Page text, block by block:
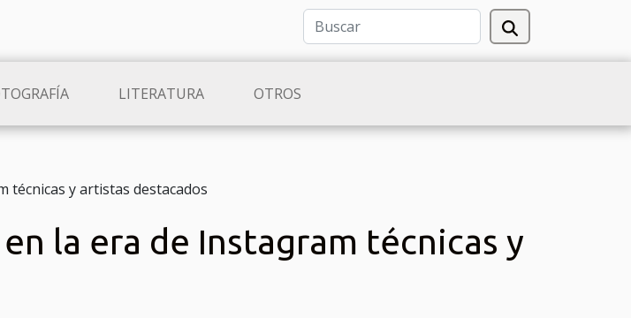
LITERATURA OTROS
técnicas y artistas destacados
la era de Instagram técnicas y